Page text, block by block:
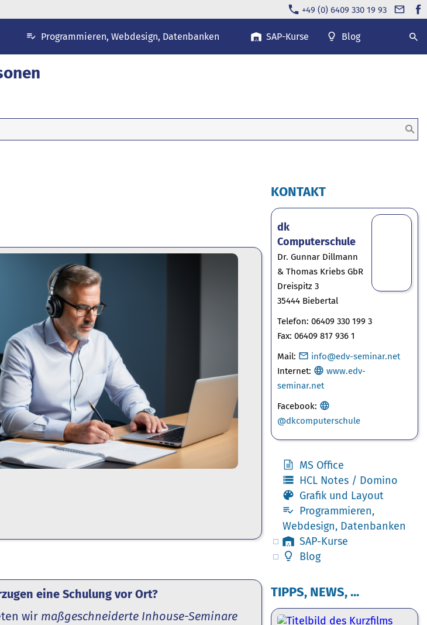
+49 (0) 6409 330 19 93
Programmieren, Webdesign, Datenbanken SAP-Kurse Blog
eine Schulung vor Ort?
wir maßgeschneiderte Inhouse-Seminare
KONTAKT
dk
Computerschule
Dr. Gunnar Dillmann
& Thomas Kriebs GbR
Dreispitz 3
35444 Biebertal
Telefon: 06409 330 199 3
Fax: 06409 817 936 1
Mail:
info@edv-seminar.net
Internet:
www.edv-
seminar.net
Facebook:
@dkcomputerschule
MS Office
HCL Notes / Domino
Grafik und Layout
Programmieren,
Webdesign, Datenbanken
SAP-Kurse
Blog
TIPPS, NEWS, ...